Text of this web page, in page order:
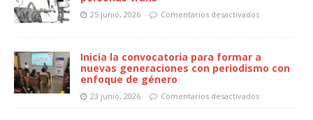
25 junio, 2026 Comentarios desactivados
Inicia la convocatoria para formar a
nuevas generaciones con periodismo con
enfoque de género
23 junio, 2026 Comentarios desactivados